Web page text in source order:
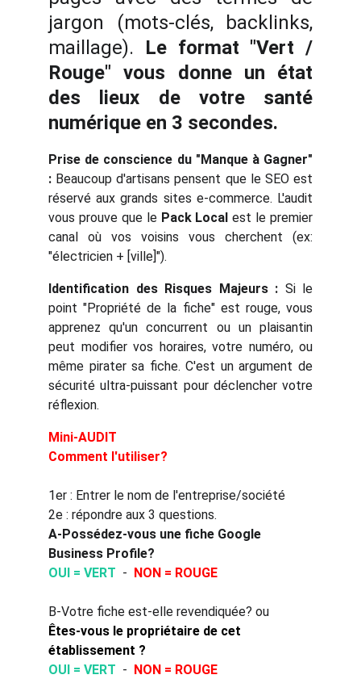
jargon (mots-clés, backlinks,
maillage). Le format "Vert /
Rouge" vous donne un état
des lieux de votre santé
numérique en 3 secondes.
Mini-AUDIT
Comment l'utiliser?
1er : Entrer le nom de l'entreprise/société
2e : répondre aux 3 questions.
A-Possédez-vous une fiche Google
Business Profile?
OUI = VERT - NON = ROUGE
B-Votre fiche est-elle revendiquée? ou
Êtes-vous le propriétaire de cet
établissement ?
OUI = VERT - NON = ROUGE
Identification des Risques Majeurs : Si le
point "Propriété de la fiche" est rouge, vous
apprenez qu'un concurrent ou un plaisantin
peut modifier vos horaires, votre numéro, ou
même pirater sa fiche. C'est un argument de
sécurité ultra-puissant pour déclencher votre
réflexion.
Prise de conscience du "Manque à Gagner"
: Beaucoup d'artisans pensent que le SEO est
réservé aux grands sites e-commerce. L'audit
vous prouve que le Pack Local est le premier
canal où vos voisins vous cherchent (ex:
"électricien + [ville]").